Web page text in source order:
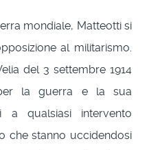
mondiale, Matteotti si
al militarismo.
del 3 settembre 1914
la guerra e la sua
a qualsiasi intervento
che stanno uccidendosi